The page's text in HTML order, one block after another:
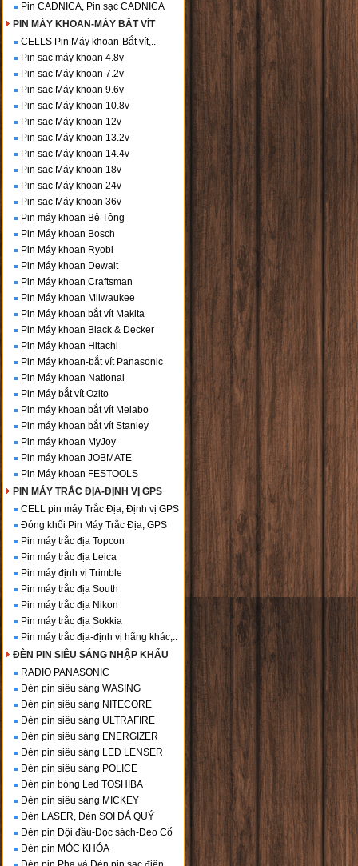
Pin CADNICA, Pin sạc CADNICA
PIN MÁY KHOAN-MÁY BẮT VÍT
CELLS Pin Máy khoan-Bắt vít,..
Pin sạc máy khoan 4.8v
Pin sạc Máy khoan 7.2v
Pin sạc Máy khoan 9.6v
Pin sạc Máy khoan 10.8v
Pin sạc Máy khoan 12v
Pin sạc Máy khoan 13.2v
Pin sạc Máy khoan 14.4v
Pin sạc Máy khoan 18v
Pin sạc Máy khoan 24v
Pin sạc Máy khoan 36v
Pin máy khoan Bê Tông
Pin Máy khoan Bosch
Pin Máy khoan Ryobi
Pin Máy khoan Dewalt
Pin Máy khoan Craftsman
Pin Máy khoan Milwaukee
Pin Máy khoan bắt vít Makita
Pin Máy khoan Black & Decker
Pin Máy khoan Hitachi
Pin Máy khoan-bắt vít Panasonic
Pin Máy khoan National
Pin Máy bắt vít Ozito
Pin máy khoan bắt vít Melabo
Pin máy khoan bắt vít Stanley
Pin máy khoan MyJoy
Pin máy khoan JOBMATE
Pin Máy khoan FESTOOLS
PIN MÁY TRẮC ĐỊA-ĐỊNH VỊ GPS
CELL pin máy Trắc Địa, Định vị GPS
Đóng khối Pin Máy Trắc Địa, GPS
Pin máy trắc địa Topcon
Pin máy trắc địa Leica
Pin máy định vị Trimble
Pin máy trắc địa South
Pin máy trắc địa Nikon
Pin máy trắc địa Sokkia
Pin máy trắc địa-định vị hãng khác,..
ĐÈN PIN SIÊU SÁNG NHẬP KHẨU
RADIO PANASONIC
Đèn pin siêu sáng WASING
Đèn pin siêu sáng NITECORE
Đèn pin siêu sáng ULTRAFIRE
Đèn pin siêu sáng ENERGIZER
Đèn pin siêu sáng LED LENSER
Đèn pin siêu sáng POLICE
Đèn pin bóng Led TOSHIBA
Đèn pin siêu sáng MICKEY
Đèn LASER, Đèn SOI ĐÁ QUÝ
Đèn pin Đội đầu-Đọc sách-Đeo Cổ
Đèn pin MÓC KHÓA